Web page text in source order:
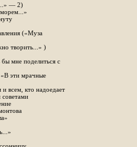
— 2)
(«Муза
творить...» )
мне поделиться с
«В эти мрачные
и всем, кто надоедает
советами